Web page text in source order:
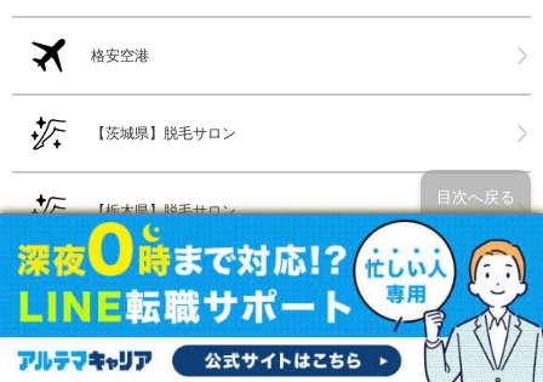
格安空港
【茨城県】脱毛サロン
【栃木県】脱毛サロン
ランキング
目次へ戻る